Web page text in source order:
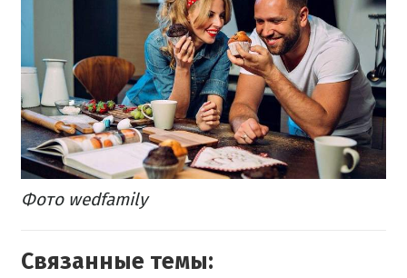
Фото wedfamily
Связанные темы: